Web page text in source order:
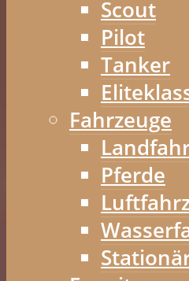
Scout
Pilot
Tanker
Fahrzeuge
Pferde